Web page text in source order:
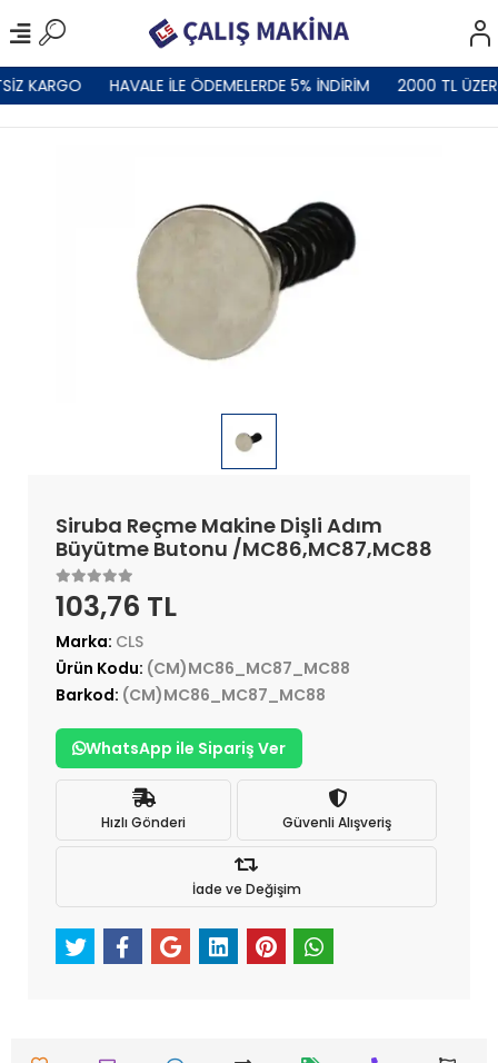
KARGO HAVALE İLE ÖDEMELERDE 5% İNDİRİM 2000 TL
Siruba Reçme Makine Dişli Adım
Büyütme Butonu /MC86,MC87,MC88
103,76 TL
Marka: CLS
Ürün Kodu: (CM)MC86_MC87_MC88
Barkod: (CM)MC86_MC87_MC88
WhatsApp ile Sipariş Ver
Hızlı Gönderi Güvenli Alışveriş
İade ve Değişim